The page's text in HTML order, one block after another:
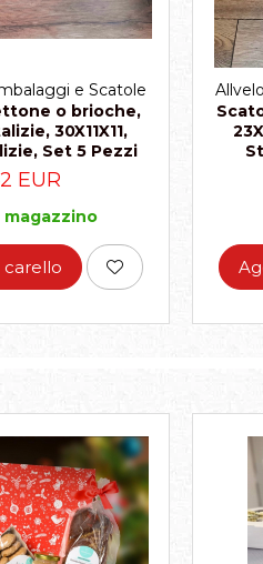
e Scatole
o brioche,
30X11X11,
Set 5 Pezzi
EUR
magazzino
carello